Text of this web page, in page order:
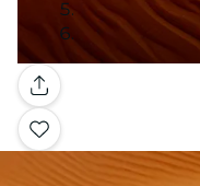
Galería